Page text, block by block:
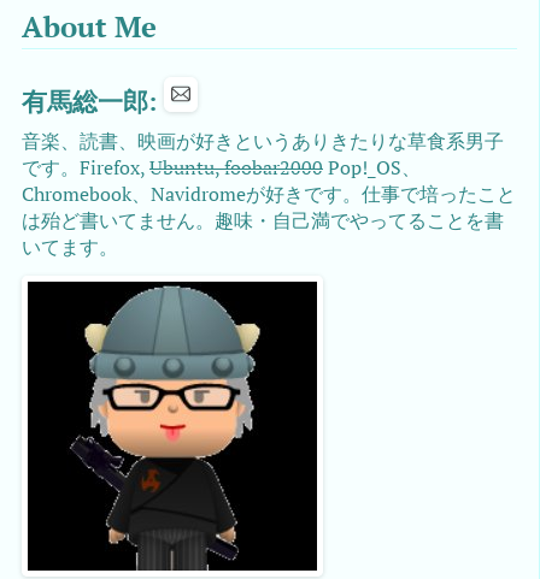
About Me
有馬総一郎:
音楽、読書、映画が好きというありきたりな草食系男子
です。Firefox,Ubuntu, foobar2000Pop!_OS、
Chromebook、Navidromeが好きです。仕事で培ったこと
は殆ど書いてません。趣味・自己満でやってることを書
いてます。